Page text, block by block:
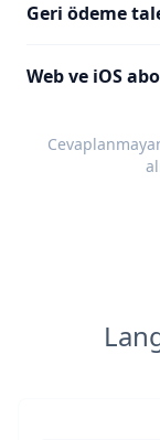
Geri ödeme
Web ve iOS